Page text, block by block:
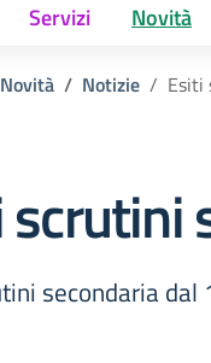
Servizi Novità
Novità Notizie Esiti
secondaria